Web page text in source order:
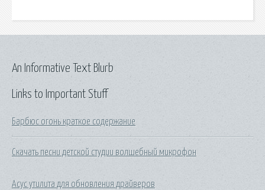
Links to Important Stuff
Барбюс огонь краткое содержание
Скачать песни детской студии волшебный микрофон
Асус утилита для обновления драйверов
An Informative Text Blurb